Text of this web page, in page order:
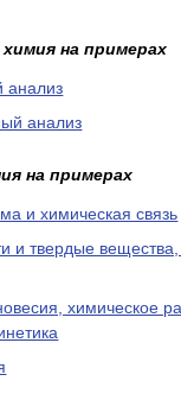
на примерах
анализ
анализ
на примерах
и химическая связь
и твердые вещества,
химическое